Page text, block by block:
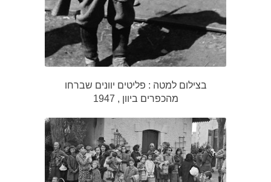
בצילום למטה : פליטים יוונים שברחו
מהכפרים ביוון , 1947